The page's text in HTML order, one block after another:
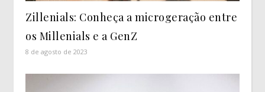
Zillenials: Conheça a microgeração entre
os Millenials e a GenZ
8 de agosto de 2023